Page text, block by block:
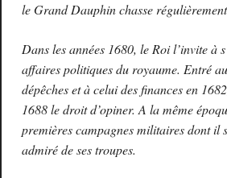
le Grand Dauphin chasse
Dans les années 1680, le Roi l’invite à
affaires politiques du royaume. Entré
dépêches et à celui des finances en
1688 le droit d’opiner. A la même
premières campagnes militaires dont il
admiré de ses troupes.